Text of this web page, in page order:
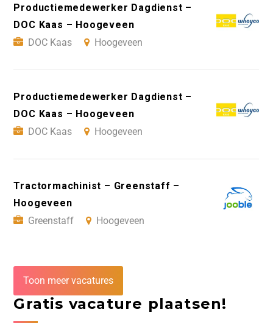
Productiemedewerker Dagdienst –
DOC Kaas – Hoogeveen
DOC Kaas
Hoogeveen
Productiemedewerker Dagdienst –
DOC Kaas – Hoogeveen
DOC Kaas
Hoogeveen
Tractormachinist – Greenstaff –
Hoogeveen
Greenstaff
Hoogeveen
Toon meer vacatures
Gratis vacature plaatsen!